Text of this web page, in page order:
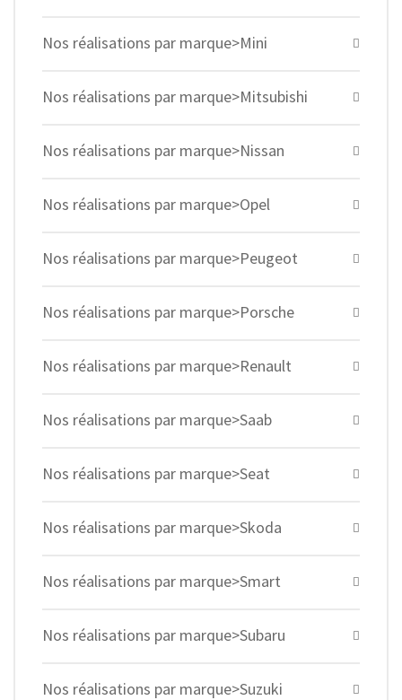
Nos réalisations par marque>Mini
Nos réalisations par marque>Mitsubishi
Nos réalisations par marque>Nissan
Nos réalisations par marque>Opel
Nos réalisations par marque>Peugeot
Nos réalisations par marque>Porsche
Nos réalisations par marque>Renault
Nos réalisations par marque>Saab
Nos réalisations par marque>Seat
Nos réalisations par marque>Skoda
Nos réalisations par marque>Smart
Nos réalisations par marque>Subaru
Nos réalisations par marque>Suzuki